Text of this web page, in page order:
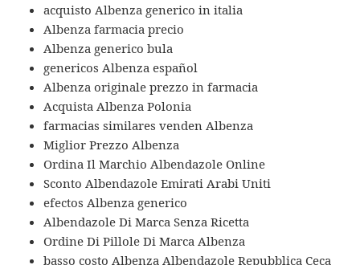
acquisto Albenza generico in italia
Albenza farmacia precio
Albenza generico bula
genericos Albenza español
Albenza originale prezzo in farmacia
Acquista Albenza Polonia
farmacias similares venden Albenza
Miglior Prezzo Albenza
Ordina Il Marchio Albendazole Online
Sconto Albendazole Emirati Arabi Uniti
efectos Albenza generico
Albendazole Di Marca Senza Ricetta
Ordine Di Pillole Di Marca Albenza
basso costo Albenza Albendazole Repubblica Ceca